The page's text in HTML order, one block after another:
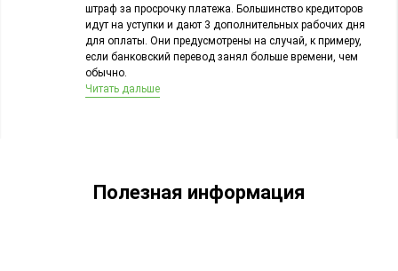
штраф за просрочку платежа. Большинство кредиторов
идут на уступки и дают 3 дополнительных рабочих дня
для оплаты. Они предусмотрены на случай, к примеру,
если банковский перевод занял больше времени, чем
обычно.
Читать дальше
Полезная информация